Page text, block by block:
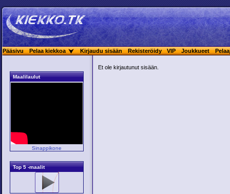
Pääsivu Pelaa kiekkoa Kirjaudu sisään Rekisteröidy VIP Joukkueet
Maalilaulut
Sinappikone
Top 5 -maalit
Et ole kirjautunut sisään.